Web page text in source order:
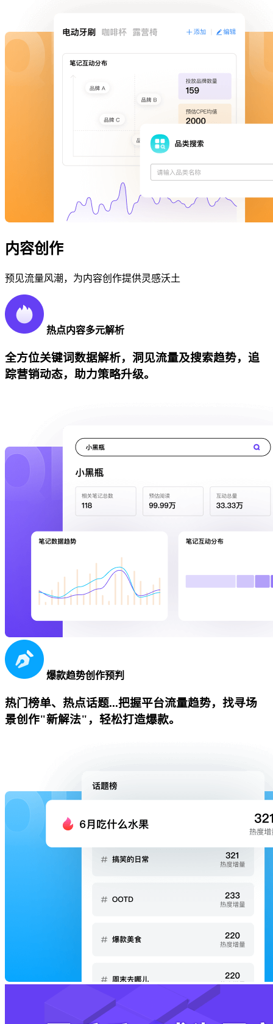
内容创作
预见流量风潮，为内容创作提供灵感沃土
热点内容多元解析
全方位关键词数据解析，洞见流量及搜索趋势，追
踪营销动态，助力策略升级。
爆款趋势创作预判
热门榜单、热点话题...把握平台流量趋势，找寻场
景创作"新解法"，轻松打造爆款。